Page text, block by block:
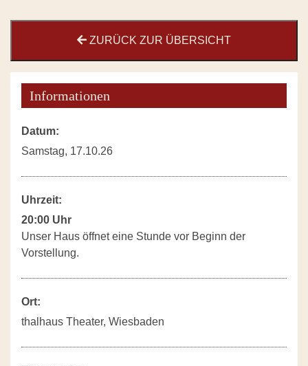
ZURÜCK ZUR ÜBERSICHT
Informationen
Datum:
Samstag, 17.10.26
Uhrzeit:
20:00 Uhr
Unser Haus öffnet eine Stunde vor Beginn der
Vorstellung.
Ort:
thalhaus Theater, Wiesbaden